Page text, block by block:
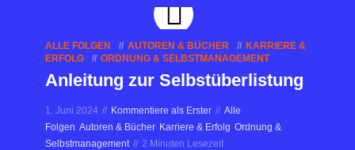
ALLE FOLGEN AUTOREN & BÜCHER
KARRIERE &
ERFOLG
ORDNUNG & SELBSTMANAGEMENT
Anleitung zur Selbstüberlistung
1. Juni 2024 Kommentiere als Erster
Alle
Folgen Autoren & Bücher Karriere & Erfolg Ordnung &
Selbstmanagement
2 Minuten Lesezeit